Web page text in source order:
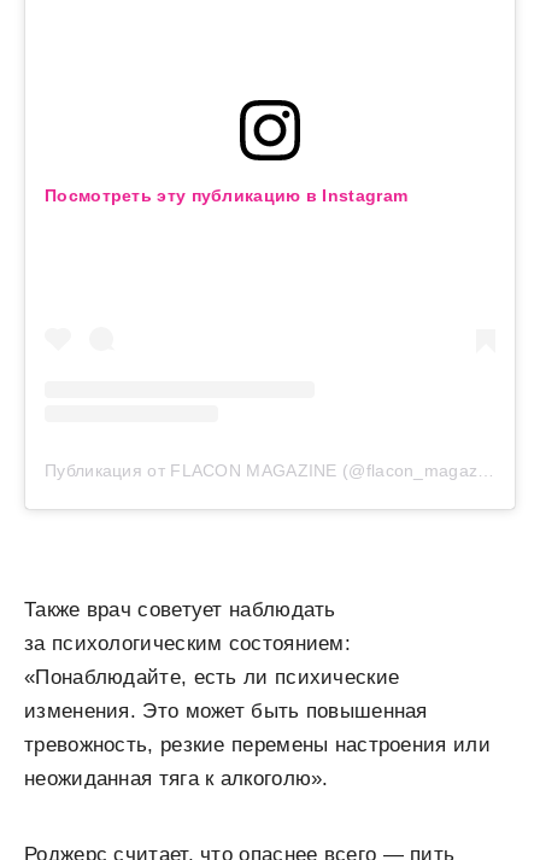
Посмотреть эту публикацию в Instagram
Также врач советует наблюдать
за психологическим состоянием:
«Понаблюдайте, есть ли психические
изменения. Это может быть повышенная
тревожность, резкие перемены настроения или
неожиданная тяга к алкоголю».
Роджерс считает, что опаснее всего — пить